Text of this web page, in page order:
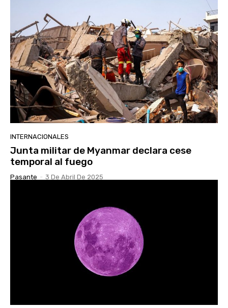
INTERNACIONALES
Junta militar de Myanmar declara cese
temporal al fuego
Pasante - 3 De Abril De 2025